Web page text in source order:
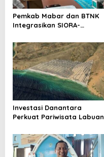
Pemkab Mabar dan BTNK
Integrasikan SIORA-
Investasi Danantara
Perkuat Pariwisata Labuan
Premium